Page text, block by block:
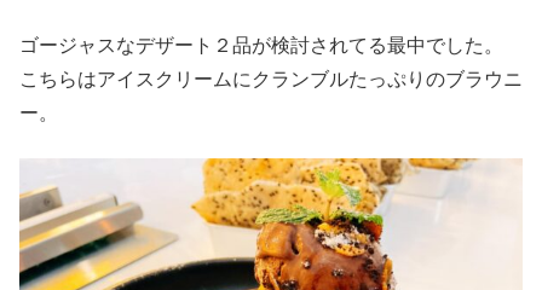
ゴージャスなデザート２品が検討されてる最中でした。
こちらはアイスクリームにクランブルたっぷりのブラウニ
ー。